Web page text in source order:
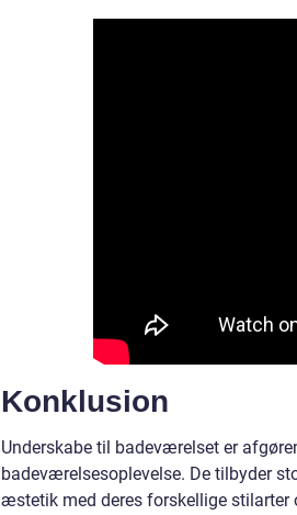
Konklusion
Underskabe til badeværelset er
badeværelsesoplevelse. De tilbyder
æstetik med deres forskellige stilarter